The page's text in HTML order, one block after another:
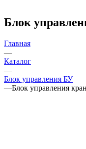
Блок
Главная
—
Каталог
—
Блок управления БУ
—Блок управления